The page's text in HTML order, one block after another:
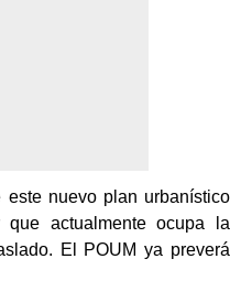
nuevo plan urbanístico
actualmente ocupa la
El POUM ya preverá